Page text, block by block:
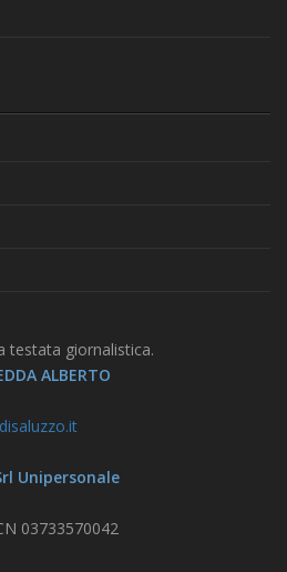
testata giornalistica.
ALBERTO
Unipersonale
03733570042